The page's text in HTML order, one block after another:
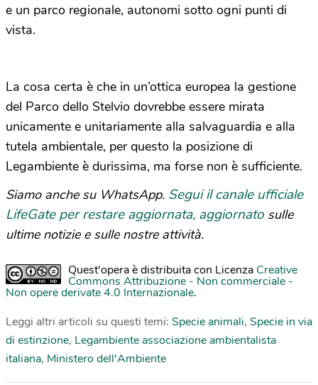
e un parco regionale, autonomi sotto ogni punti di
vista.
La cosa certa è che in un’ottica europea la gestione
del Parco dello Stelvio dovrebbe essere mirata
unicamente e unitariamente alla salvaguardia e alla
tutela ambientale, per questo la posizione di
Legambiente è durissima, ma forse non è sufficiente.
Siamo anche su WhatsApp. Segui il canale ufficiale
LifeGate per restare aggiornata, aggiornato sulle
ultime notizie e sulle nostre attività.
Quest'opera è distribuita con Licenza Creative
Commons Attribuzione - Non commerciale -
Non opere derivate 4.0 Internazionale.
Leggi altri articoli su questi temi: Specie animali, Specie in via
di estinzione, Legambiente associazione ambientalista
italiana, Ministero dell'Ambiente